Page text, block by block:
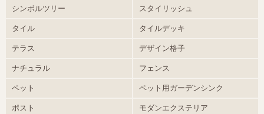
シンボルツリー スタイリッシュ
タイル タイルデッキ
テラス デザイン格子
ナチュラル フェンス
ペット ペット用ガーデンシンク
ポスト モダンエクステリア